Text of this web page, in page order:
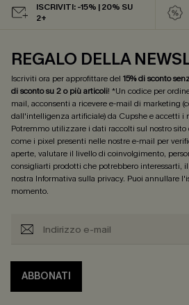
ISCRIVITI: -15% | 20% SU
2+
REGALO DELLA
Iscriviti ora per approfittare del 15% di sconto
di sconto su 2 o più articoli! *Un codice per
mail, acconsenti a ricevere e-mail di marketing
dall'intelligenza artificiale) da Cupshe e accetti i
Potremmo utilizzare i dati raccolti sul nostro
come i pixel presenti nelle nostre e-mail per
aperte, valutare il livello di coinvolgimento,
consigliarti prodotti che potrebbero interessarti,
nostra Informativa sulla privacy. Puoi annullare
momento.
ABBONATI